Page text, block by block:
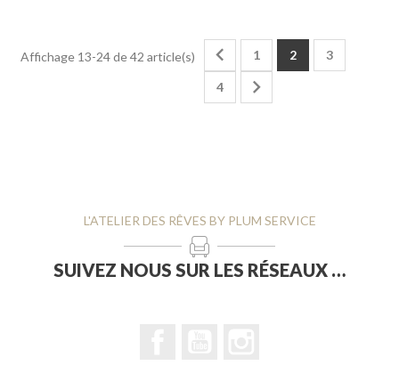
Affichage 13-24 de 42 article(s)  1 2 3
4 
L'ATELIER DES RÊVES BY PLUM SERVICE
SUIVEZ NOUS SUR LES RÉSEAUX …